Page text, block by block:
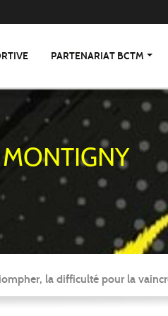
PARTENARIAT BCTM
la difficulté pour la